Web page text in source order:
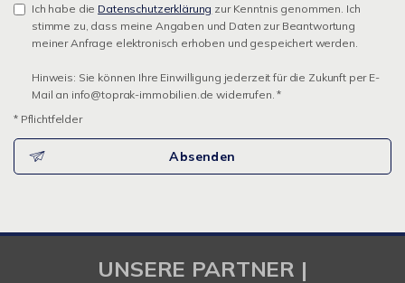
Ich habe die Datenschutzerklärung zur Kenntnis genommen. Ich
stimme zu, dass meine Angaben und Daten zur Beantwortung
meiner Anfrage elektronisch erhoben und gespeichert werden.
Hinweis: Sie können Ihre Einwilligung jederzeit für die Zukunft per E-
Mail an info@toprak-immobilien.de widerrufen. *
* Pflichtfelder
Absenden
UNSERE PARTNER |